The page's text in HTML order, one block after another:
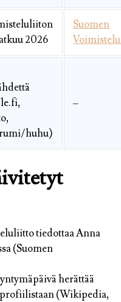
2026
Suomen
huhu)
–
tiedottaa Anna
(Suomen
herättää
(Wikipedia,